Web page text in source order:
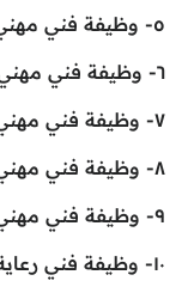
٥- وظيفة فني مهني- بناء.
٦- وظيفة فني مهني – لحام.
٧- وظيفة فني مهني – نجار.
٨- وظيفة فني مهني- دهان.
٩- وظيفة فني مهني – الكهرباء.
١٠- وظيفة فني رعاية المرضى.